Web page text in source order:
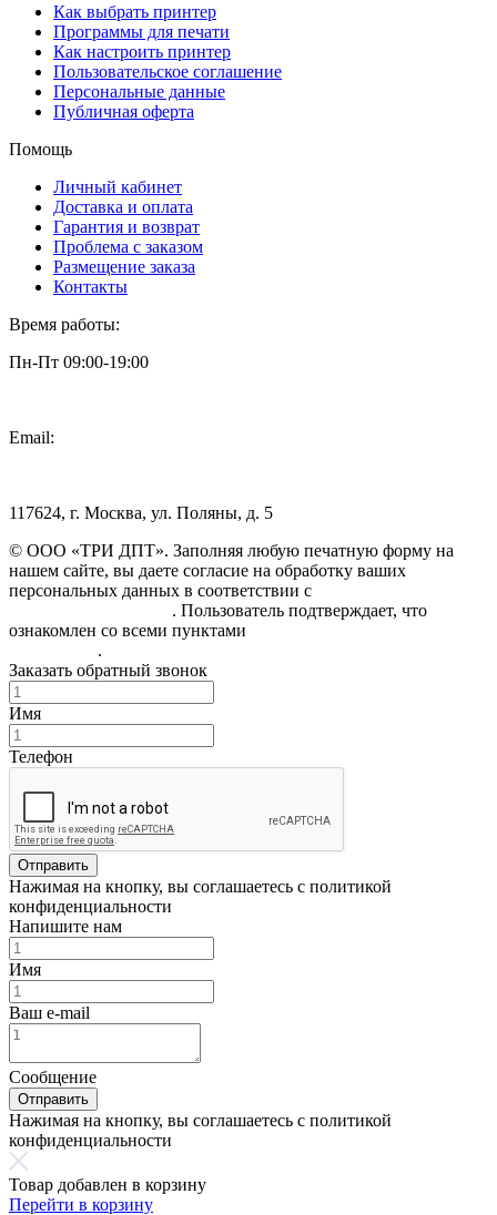
Как выбрать принтер
Программы для печати
Как настроить принтер
Пользовательское соглашение
Персональные данные
Публичная оферта
Помощь
Личный кабинет
Доставка и оплата
Гарантия и возврат
Проблема с заказом
Размещение заказа
Контакты
Время работы:
Пн-Пт 09:00-19:00
Email:
117624, г. Москва, ул. Поляны, д. 5
© ООО «ТРИ ДПТ». Заполняя любую печатную форму на
нашем сайте, вы даете согласие на обработку ваших
персональных данных в соответствии с
. Пользователь подтверждает, что
ознакомлен со всеми пунктами
.
Заказать обратный звонок
Имя
Телефон
Отправить
Нажимая на кнопку, вы соглашаетесь с политикой
конфиденциальности
Напишите нам
Имя
Ваш e-mail
Сообщение
Отправить
Нажимая на кнопку, вы соглашаетесь с политикой
конфиденциальности
Товар добавлен в корзину
Перейти в корзину